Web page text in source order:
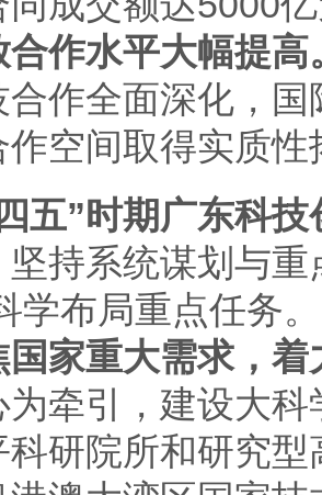
合作水平大幅提高
作全面深化，国
作空间取得实质性
五”时期广东科
坚持系统谋划与
学布局重点任务。
国家重大需求，
为牵引，建设大
科研院所和研究